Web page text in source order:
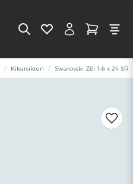
Kikarsikten Swarovski Z6i 1-6 x 24 SR